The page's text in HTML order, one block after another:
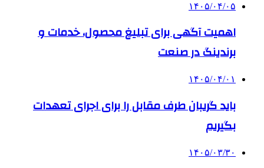
۱۴۰۵/۰۴/۰۵
اهمیت آگهی برای تبلیغ محصول، خدمات و
برندینگ در صنعت
۱۴۰۵/۰۴/۰۱
باید گریبان طرف مقابل را برای اجرای تعهدات
بگیریم
۱۴۰۵/۰۳/۳۰